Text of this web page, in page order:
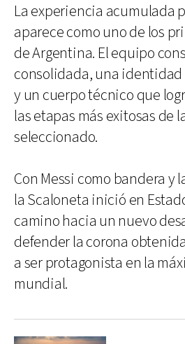
La experiencia acumulada
aparece como uno de los
de Argentina. El equipo
consolidada, una
y un cuerpo técnico que
las etapas más exitosas de
seleccionado.
Con Messi como bandera y
la Scaloneta inició en
camino hacia un nuevo
defender la corona
a ser protagonista en la
mundial.